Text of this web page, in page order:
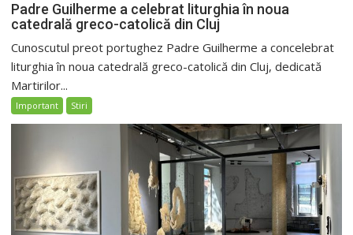
Padre Guilherme a celebrat liturghia în noua
catedrală greco-catolică din Cluj
Cunoscutul preot portughez Padre Guilherme a concelebrat
liturghia în noua catedrală greco-catolică din Cluj, dedicată
Martirilor...
Important Stiri